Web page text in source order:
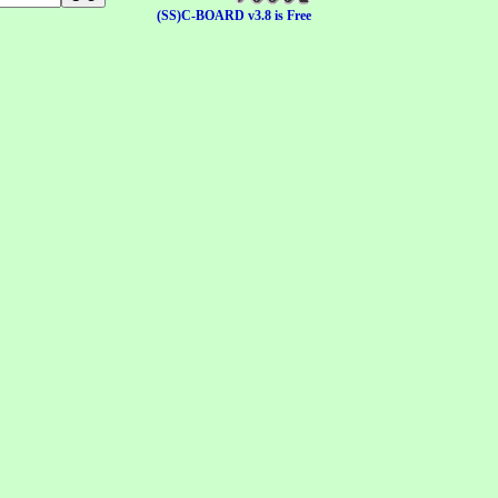
(SS)C-BOARD v3.8 is Free